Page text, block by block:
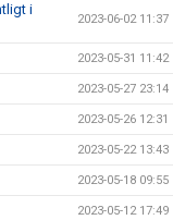
i
2023-06-02 11:37
2023-05-31 11:42
2023-05-27 23:14
2023-05-26 12:31
2023-05-22 13:43
2023-05-18 09:55
2023-05-12 17:49